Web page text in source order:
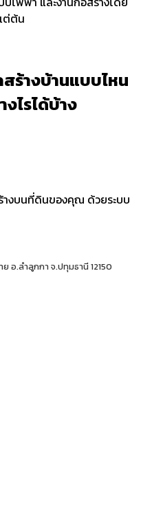
ต่ต้น
ร้างบ้านแบบไหน
งไรได้บ้าง
างบนที่ดินของคุณ ด้วยระบบ
อ.ลำลูกกา จ.ปทุมธานี 12150